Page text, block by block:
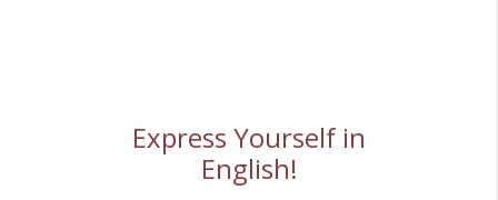
Express Yourself in
English!